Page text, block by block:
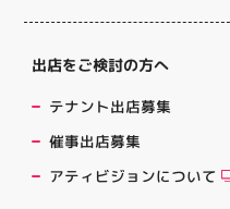
出店をご検討の方へ
テナント出店募集
催事出店募集
アティビジョンについて